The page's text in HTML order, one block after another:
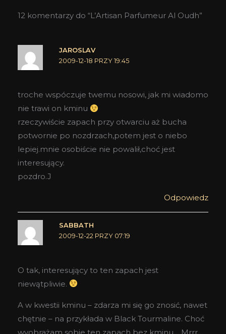
12 komentarzy do “L’Artisan Parfumeur Al Oudh”
JAROSLAV
2009-12-18 PRZY 19:45
troche wspóczuje twemu nosowi, jak mi wiadomo
nie trawi on kminu
rzeczywiście zapach przy otwarciu aż bucha
potwornie po nozdrzach,potem jest o niebo
lepiej.mnie osobiście nie powalił,choć jest
interesujący.
pozdro.J
Odpowiedz
SABBATH
2009-12-22 PRZY 07:19
O tak, interesujący to ten zapach jest
niewątpliwie.
A w kwestii kminu – zdarza mi się go znosić, nawet
chętnie – na przykłada w Black Tourmaline. Choć